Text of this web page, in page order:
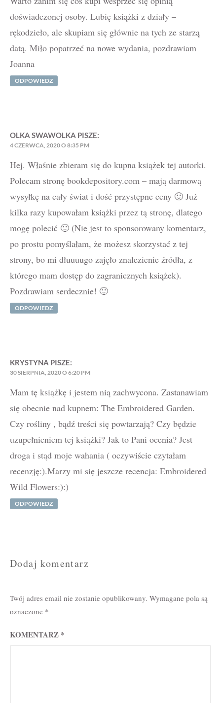
doświadczonej osoby. Lubię książki z działy –
rękodzieło, ale skupiam się głównie na tych ze starzą
datą. Miło popatrzeć na nowe wydania, pozdrawiam
Joanna
ODPOWIEDZ
OLKA SWAWOLKA PISZE:
4 CZERWCA, 2020 O 8:35 PM
Hej. Właśnie zbieram się do kupna książek tej autorki.
Polecam stronę bookdepository.com – mają darmową
wysyłkę na cały świat i dość przystępne ceny 🙂 Już
kilka razy kupowałam książki przez tą stronę, dlatego
mogę polecić 🙂 (Nie jest to sponsorowany komentarz,
po prostu pomyślałam, że możesz skorzystać z tej
strony, bo mi dłuuuugo zajęło znalezienie źródła, z
którego mam dostęp do zagranicznych książek).
Pozdrawiam serdecznie! 🙂
ODPOWIEDZ
KRYSTYNA PISZE:
30 SIERPNIA, 2020 O 6:20 PM
Mam tę książkę i jestem nią zachwycona. Zastanawiam
się obecnie nad kupnem: The Embroidered Garden.
Czy rośliny , bądź treści się powtarzają? Czy będzie
uzupełnieniem tej książki? Jak to Pani ocenia? Jest
droga i stąd moje wahania ( oczywiście czytałam
recenzję:).Marzy mi się jeszcze recencja: Embroidered
Wild Flowers:):)
ODPOWIEDZ
Dodaj komentarz
Twój adres email nie zostanie opublikowany. Wymagane pola są
oznaczone *
KOMENTARZ *